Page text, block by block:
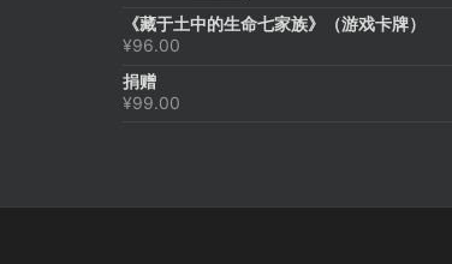
为：
价
《藏于土中的生命七家族》（游戏卡牌）
¥96.00
捐赠
¥99.00